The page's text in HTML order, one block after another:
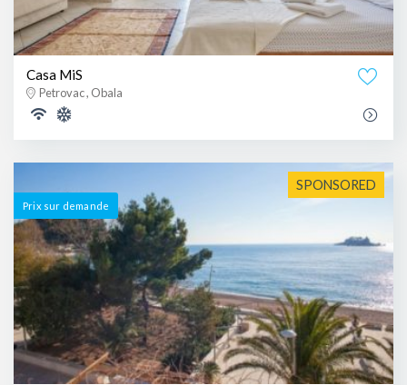
Casa MiS
Petrovac , Obala
SPONSORED
Prix ​​sur demande